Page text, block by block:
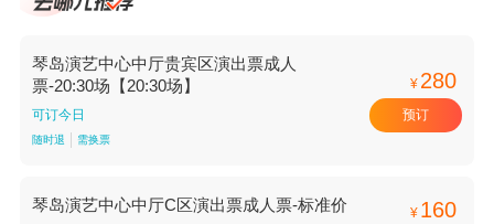
琴岛演艺中心中厅贵宾区演出票成人
票-20:30场【20:30场】
可订今日
随时退 需换票
¥ 280
预订
琴岛演艺中心中厅C区演出票成人票-标准价 ¥ 160